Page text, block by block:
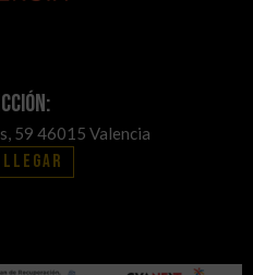
59 46015 Valencia
llegar